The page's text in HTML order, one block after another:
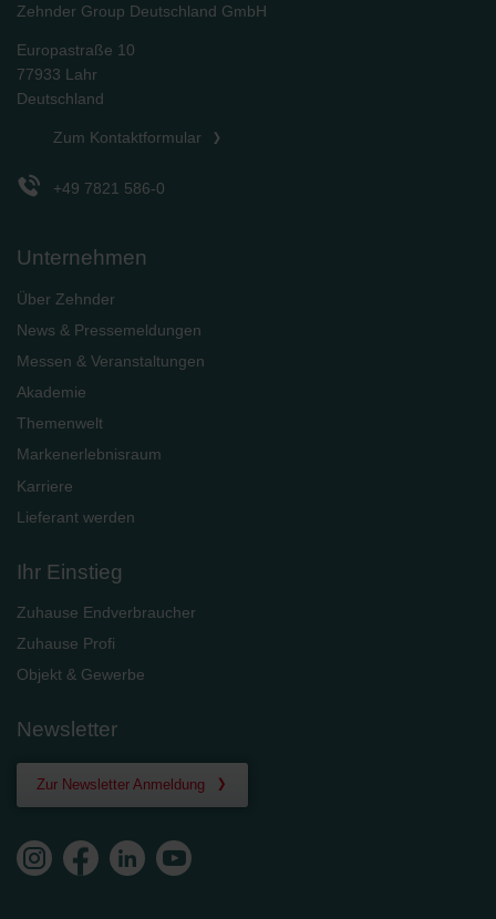
Zehnder Group Deutschland GmbH
Europastraße 10
77933 Lahr
Deutschland
Zum Kontaktformular
+49 7821 586-0
Unternehmen
Über Zehnder
News & Pressemeldungen
Messen & Veranstaltungen
Akademie
Themenwelt
Markenerlebnisraum
Karriere
Lieferant werden
Ihr Einstieg
Zuhause Endverbraucher
Zuhause Profi
Objekt & Gewerbe
Newsletter
Zur Newsletter Anmeldung